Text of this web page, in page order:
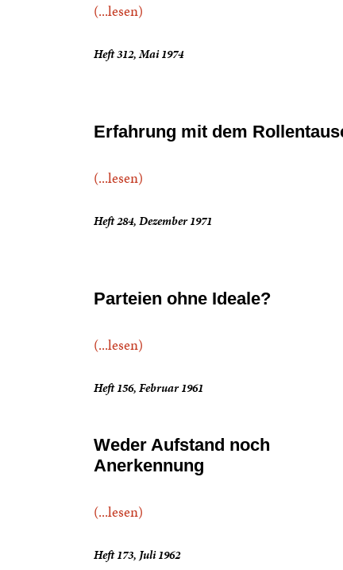
(...lesen)
Heft 312, Mai 1974
Erfahrung mit dem
(...lesen)
Heft 284, Dezember 1971
Parteien ohne Ideale?
(...lesen)
Heft 156, Februar 1961
Weder Aufstand noch
Anerkennung
(...lesen)
Heft 173, Juli 1962